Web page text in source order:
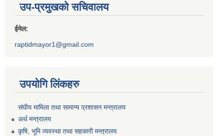
उप-प्रमुखको सचिवालय
ईमेल:
raptidmayor1@gmail.com
उपयोगि लिंकहरु
संघीय मामिला तथा सामान्य प्रशासन मन्त्रालय
अर्थ मन्त्रालय
कृषि, भूमि व्यवस्था तथा सहकारी मन्त्रालय